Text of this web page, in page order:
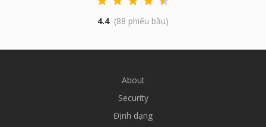
4.4 (88 phiếu bầu)
About
Security
Định dạng